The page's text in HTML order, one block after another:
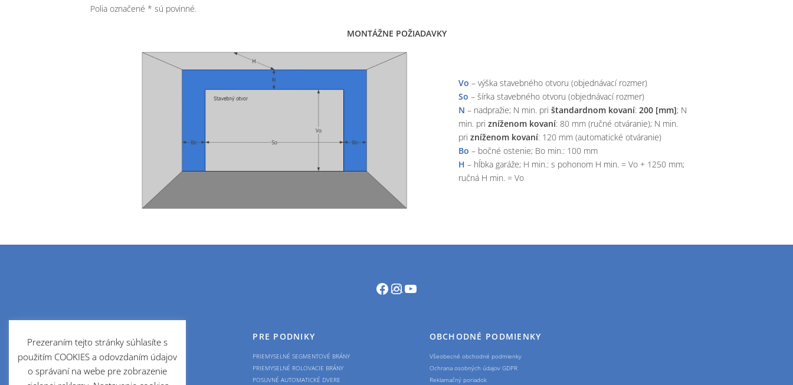
Polia označené * sú povinné.
MONTÁŽNE POŽIADAVKY
Vo – výška stavebného otvoru (objednávací rozmer)
So – šírka stavebného otvoru (objednávací rozmer)
N – nadpražie; N min. pri štandardnom kovaní: 200 [mm]; N
min. pri zníženom kovaní: 80 mm (ručné otváranie); N min.
pri zníženom kovaní: 120 mm (automatické otváranie)
Bo – bočné ostenie; Bo min.: 100 mm
H – hĺbka garáže; H min.: s pohonom H min. = Vo + 1250 mm;
ručná H min. = Vo
Back
Facebook
Instagram
YouTube
PRE DOMÁCNOSTI
OKNÁ
BRÁNY
PRE PODNIKY
PRIEMYSELNÉ SEGMENTOVÉ BRÁNY
PRIEMYSELNÉ ROLOVACIE BRÁNY
POSUVNÉ AUTOMATICKÉ DVERE
OBCHODNÉ PODMIENKY
Všeobecné obchodné podmienky
Ochrana osobných údajov GDPR
Reklamačný poriadok
Prezeraním tejto stránky súhlasíte s
použitím COOKIES a odovzdaním údajov
o správaní na webe pre zobrazenie